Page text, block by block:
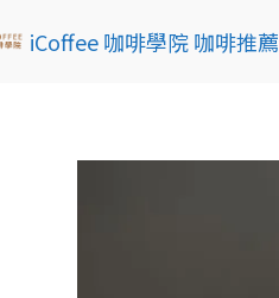
iCoffee 咖啡學院 咖啡推薦